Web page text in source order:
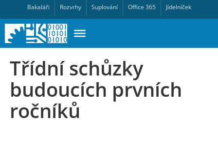
Bakaláři Rozvrhy Suplování Office 365 Jídelníček
Třídní schůzky
budoucích prvních
ročníků